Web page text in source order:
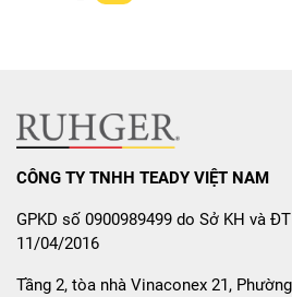
CÔNG TY TNHH TEADY VIỆT NAM
GPKD số 0900989499 do Sở KH và
11/04/2016
Tầng 2, tòa nhà Vinaconex 21,